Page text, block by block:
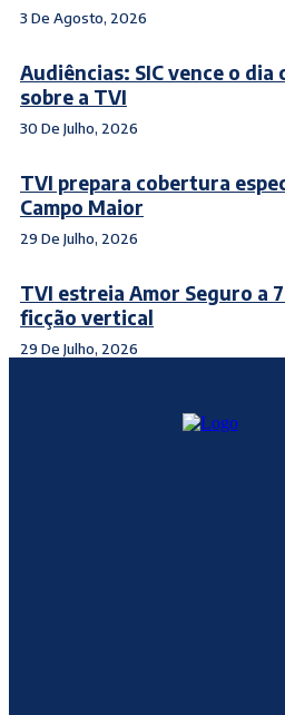
3 De Agosto, 2026
Audiências: SIC vence o
sobre a TVI
30 De Julho, 2026
TVI prepara cobertura
Campo Maior
29 De Julho, 2026
TVI estreia Amor Seguro a
ficção vertical
29 De Julho, 2026